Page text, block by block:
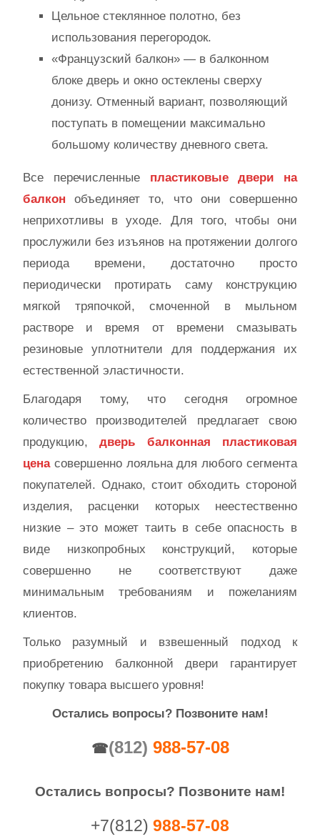
Цельное стеклянное полотно, без
использования перегородок.
«Французский балкон» — в балконном
блоке дверь и окно остеклены сверху
донизу. Отменный вариант, позволяющий
поступать в помещении максимально
большому количеству дневного света.
Все перечисленные пластиковые двери на
балкон объединяет то, что они совершенно
неприхотливы в уходе. Для того, чтобы они
прослужили без изъянов на протяжении долгого
периода времени, достаточно просто
периодически протирать саму конструкцию
мягкой тряпочкой, смоченной в мыльном
растворе и время от времени смазывать
резиновые уплотнители для поддержания их
естественной эластичности.
Благодаря тому, что сегодня огромное
количество производителей предлагает свою
продукцию,дверь балконная пластиковая
ценасовершенно лояльна для любого сегмента
покупателей. Однако, стоит обходить стороной
изделия, расценки которых неестественно
низкие – это может таить в себе опасность в
виде низкопробных конструкций, которые
совершенно не соответствуют даже
минимальным требованиям и пожеланиям
клиентов.
Только разумный и взвешенный подход к
приобретению балконной двери гарантирует
покупку товара высшего уровня!
Остались вопросы? Позвоните нам!
☎(812) 988-57-08
Остались вопросы? Позвоните нам!
+7(812) 988-57-08